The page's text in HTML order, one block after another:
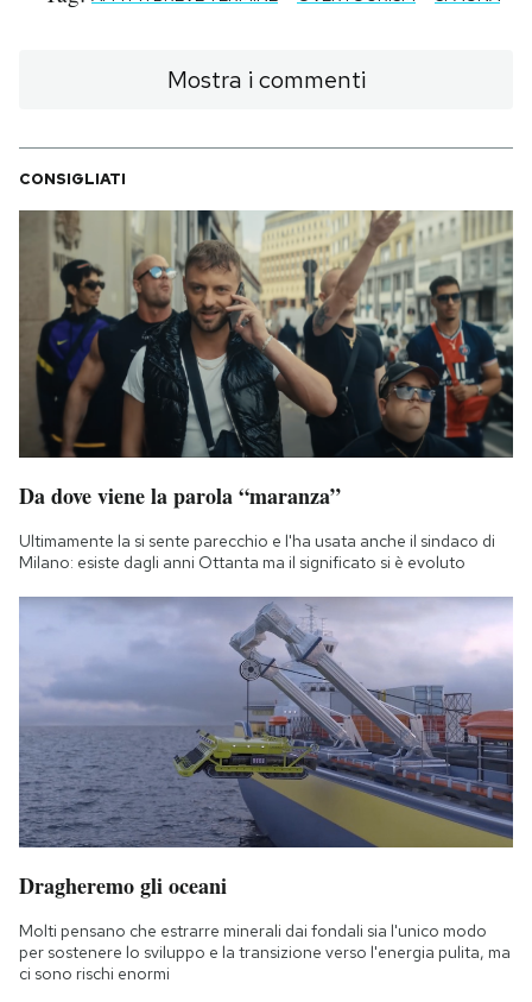
Mostra i commenti
CONSIGLIATI
Da dove viene la parola “maranza”
Ultimamente la si sente parecchio e l'ha usata anche il sindaco di
Milano: esiste dagli anni Ottanta ma il significato si è evoluto
Dragheremo gli oceani
Molti pensano che estrarre minerali dai fondali sia l'unico modo
per sostenere lo sviluppo e la transizione verso l'energia pulita, ma
ci sono rischi enormi